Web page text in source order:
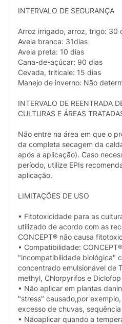
INTERVALO DE SEGURANÇA
Arroz irrigado, arroz, trigo: 30
Aveia branca: 31dias
Aveia preta: 10 dias
Cana-de-açúcar: 90 dias
Cevada, triticale: 15 dias
Manejo de inverno: Não
INTERVALO DE REENTRADA
CULTURAS E ÁREAS
Não entre na área em que o
da completa secagem da
após a aplicação). Caso
período, utilize EPIs
aplicação.
LIMITAÇÕES DE USO
• Fitotoxicidade para as
utilizado de acordo com as
CONCEPT® não causa
• Compatibilidade:
"incompatibilidade biológica"
concentrado emulsionável de
methyl, Chlorpyrifos e
• Não aplicar em plantas
"stress" causado,por
excesso de chuvas,
• Nãoaplicar quando a